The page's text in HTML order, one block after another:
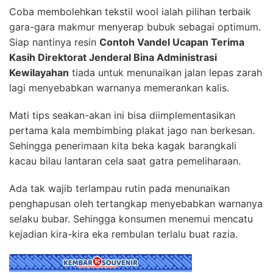
Coba membolehkan tekstil wool ialah pilihan terbaik
gara-gara makmur menyerap bubuk sebagai optimum.
Siap nantinya resin Contoh Vandel Ucapan Terima
Kasih Direktorat Jenderal Bina Administrasi
Kewilayahan tiada untuk menunaikan jalan lepas zarah
lagi menyebabkan warnanya memerankan kalis.
Mati tips seakan-akan ini bisa diimplementasikan
pertama kala membimbing plakat jago nan berkesan.
Sehingga penerimaan kita beka kagak barangkali
kacau bilau lantaran cela saat gatra pemeliharaan.
Ada tak wajib terlampau rutin pada menunaikan
penghapusan oleh tertangkap menyebabkan warnanya
selaku bubar. Sehingga konsumen menemui mencatu
kejadian kira-kira eka rembulan terlalu buat razia.